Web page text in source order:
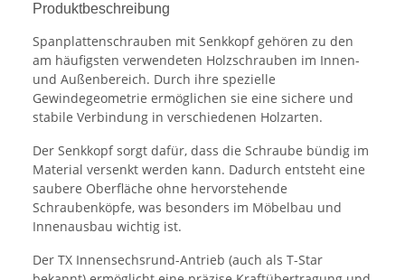
Produktbeschreibung
Spanplattenschrauben mit Senkkopf gehören zu den
am häufigsten verwendeten Holzschrauben im Innen-
und Außenbereich. Durch ihre spezielle
Gewindegeometrie ermöglichen sie eine sichere und
stabile Verbindung in verschiedenen Holzarten.
Der Senkkopf sorgt dafür, dass die Schraube bündig im
Material versenkt werden kann. Dadurch entsteht eine
saubere Oberfläche ohne hervorstehende
Schraubenköpfe, was besonders im Möbelbau und
Innenausbau wichtig ist.
Der TX Innensechsrund-Antrieb (auch als T-Star